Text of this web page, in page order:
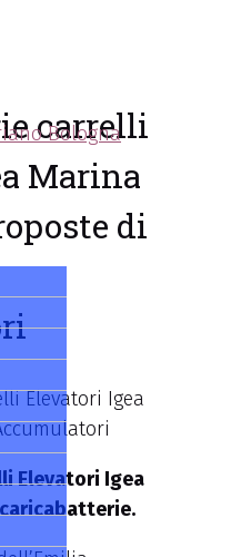
carrelli
Marina
di
Elevatori Igea